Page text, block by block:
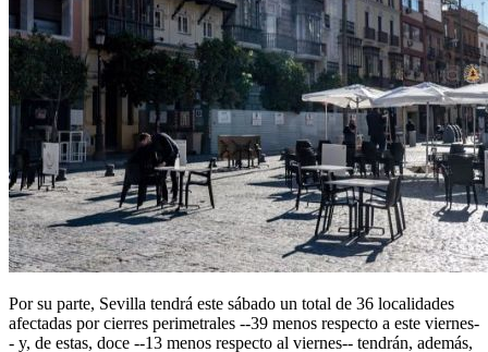
Por su parte, Sevilla tendrá este sábado un total de 36 localidades
afectadas por cierres perimetrales --39 menos respecto a este viernes-
- y, de estas, doce --13 menos respecto al viernes-- tendrán, además,